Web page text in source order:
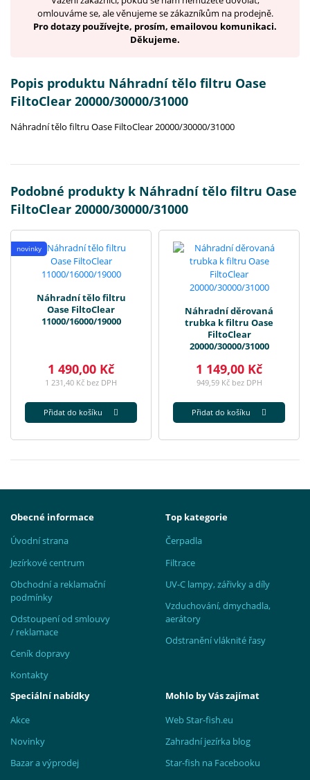
omlouváme se, ale věnujeme se zákazníkům na prodejně.
Pro dotazy používejte, prosím, emailovou komunikaci.
Děkujeme.
Popis produktu Náhradní tělo filtru Oase
FiltoClear 20000/30000/31000
Náhradní tělo filtru Oase FiltoClear 20000/30000/31000
Podobné produkty k Náhradní tělo filtru Oase
FiltoClear 20000/30000/31000
novinky
Náhradní tělo filtru
Oase FiltoClear
11000/16000/19000
1 490,00 Kč
1 231,40 Kč bez DPH
Přidat do košíku
Náhradní děrovaná
trubka k filtru Oase
FiltoClear
20000/30000/31000
1 149,00 Kč
949,59 Kč bez DPH
Přidat do košíku
Obecné informace
Úvodní strana
Jezírkové centrum
Obchodní a reklamační
podmínky
Odstoupení od smlouvy
/ reklamace
Ceník dopravy
Kontakty
Top kategorie
Čerpadla
Filtrace
UV-C lampy, zářivky a díly
Vzduchování, dmychadla,
aerátory
Odstranění vláknité řasy
Speciální nabídky
Akce
Novinky
Bazar a výprodej
Mohlo by Vás zajímat
Web Star-fish.eu
Zahradní jezírka blog
Star-fish na Facebooku